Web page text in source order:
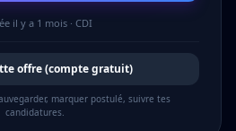
il y a 1 mois· CDI
offre (compte gratuit)
marquer postulé, suivre tes
candidatures.